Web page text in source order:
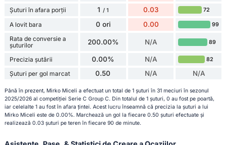
Șuturi în afara porții 1 / 1 0.03 72
A lovit bara 0 ori 0.00 99
Rata de conversie a
șuturilor
200.00% N/A 89
Precizia șutării 0.00% N/A 82
Șuturi per gol marcat 0.50 N/A N/A
Până în prezent, Mirko Miceli a efectuat un total de 1 șuturi în 31 meciuri în sezonul
2025/2026 al competiției Serie C Group C. Din totalul de 1 șuturi, 0 au fost pe poartă,
iar celelalte 1 au fost în afara țintei. Acest lucru înseamnă că precizia la șuturi a lui
Mirko Miceli este de 0.00%. Marchează un gol la fiecare 0.50 șuturi efectuate și
realizează 0.03 șuturi pe teren în fiecare 90 de minute.